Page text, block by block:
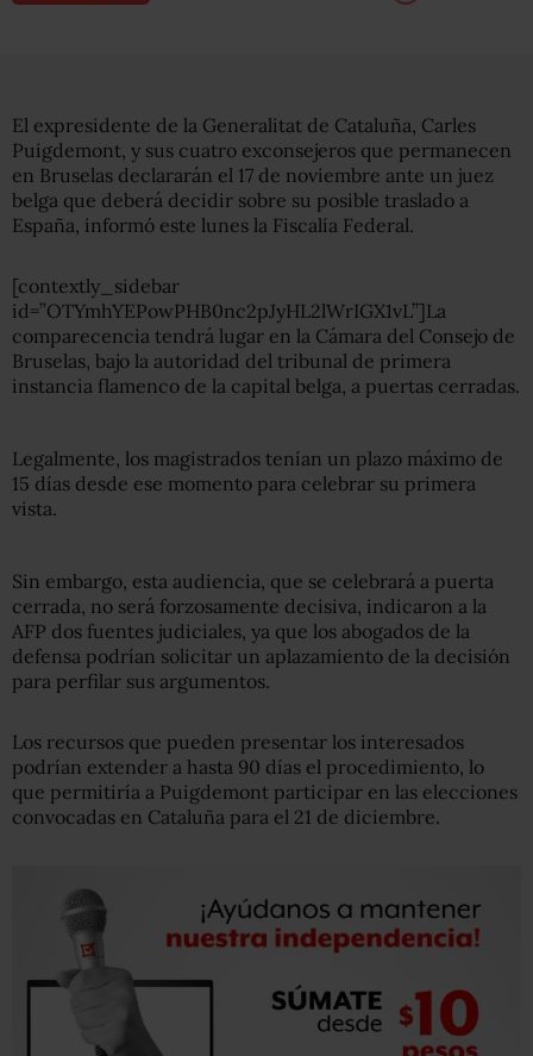
El expresidente de la Generalitat de Cataluña, Carles
Puigdemont, y sus cuatro exconsejeros que permanecen
en Bruselas declararán el 17 de noviembre ante un juez
belga que deberá decidir sobre su posible traslado a
España, informó este lunes la Fiscalía Federal.
[contextly_sidebar
id=”OTYmhYEPowPHB0nc2pJyHL2lWrIGX1vL”]La
comparecencia tendrá lugar en la Cámara del Consejo de
Bruselas, bajo la autoridad del tribunal de primera
instancia flamenco de la capital belga, a puertas cerradas.
Legalmente, los magistrados tenían un plazo máximo de
15 días desde ese momento para celebrar su primera
vista.
Sin embargo, esta audiencia, que se celebrará a puerta
cerrada, no será forzosamente decisiva, indicaron a la
AFP dos fuentes judiciales, ya que los abogados de la
defensa podrían solicitar un aplazamiento de la decisión
para perfilar sus argumentos.
Los recursos que pueden presentar los interesados
podrían extender a hasta 90 días el procedimiento, lo
que permitiría a Puigdemont participar en las elecciones
convocadas en Cataluña para el 21 de diciembre.